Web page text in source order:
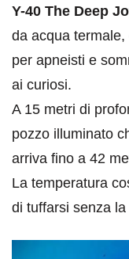
Y-40 The Deep
da acqua
per apneisti e
ai curiosi.
A 15 metri di
pozzo illuminato
arriva fino a 42
La temperatura
di tuffarsi senza la